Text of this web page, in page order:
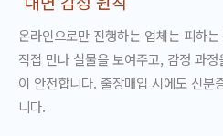
온라인으로만 진행하는 업체는 피하
직접 만나 실물을 보여주고, 감정 과
이 안전합니다. 출장매입 시에도 신분
니다.